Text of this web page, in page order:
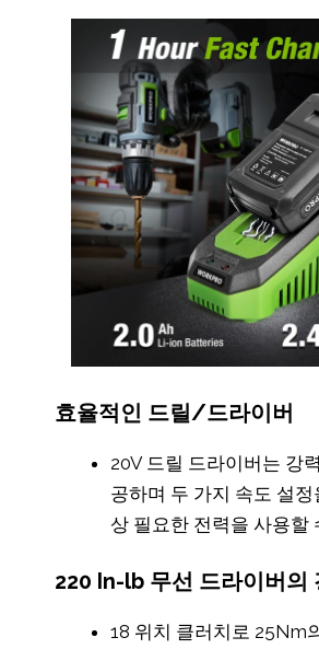
효율적인 드릴/드라이버
20V 드릴 드라이버는 강
공하며 두 가지 속도 설
상 필요한 전력을 사용할
220 In-lb 무선 드라이버의
18 위치 클러치로 25Nm